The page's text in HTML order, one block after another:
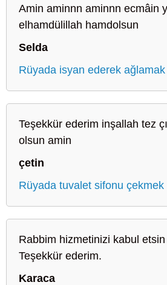
Amin aminnn aminnn ecmâin
elhamdülillah hamdolsun
Selda
Rüyada isyan ederek ağlamak
Teşekkür ederim inşallah tez
olsun amin
çetin
Rüyada tuvalet sifonu çekmek
Rabbim hizmetinizi kabul
Teşekkür ederim.
Karaca